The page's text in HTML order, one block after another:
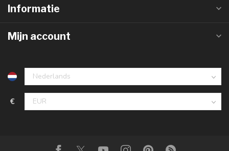
Informatie
Mijn account
€